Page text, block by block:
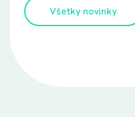
Všetky novinky